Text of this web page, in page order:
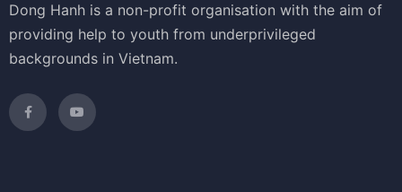
Dong Hanh is a non-profit organisation with the aim of
providing help to youth from underprivileged
backgrounds in Vietnam.